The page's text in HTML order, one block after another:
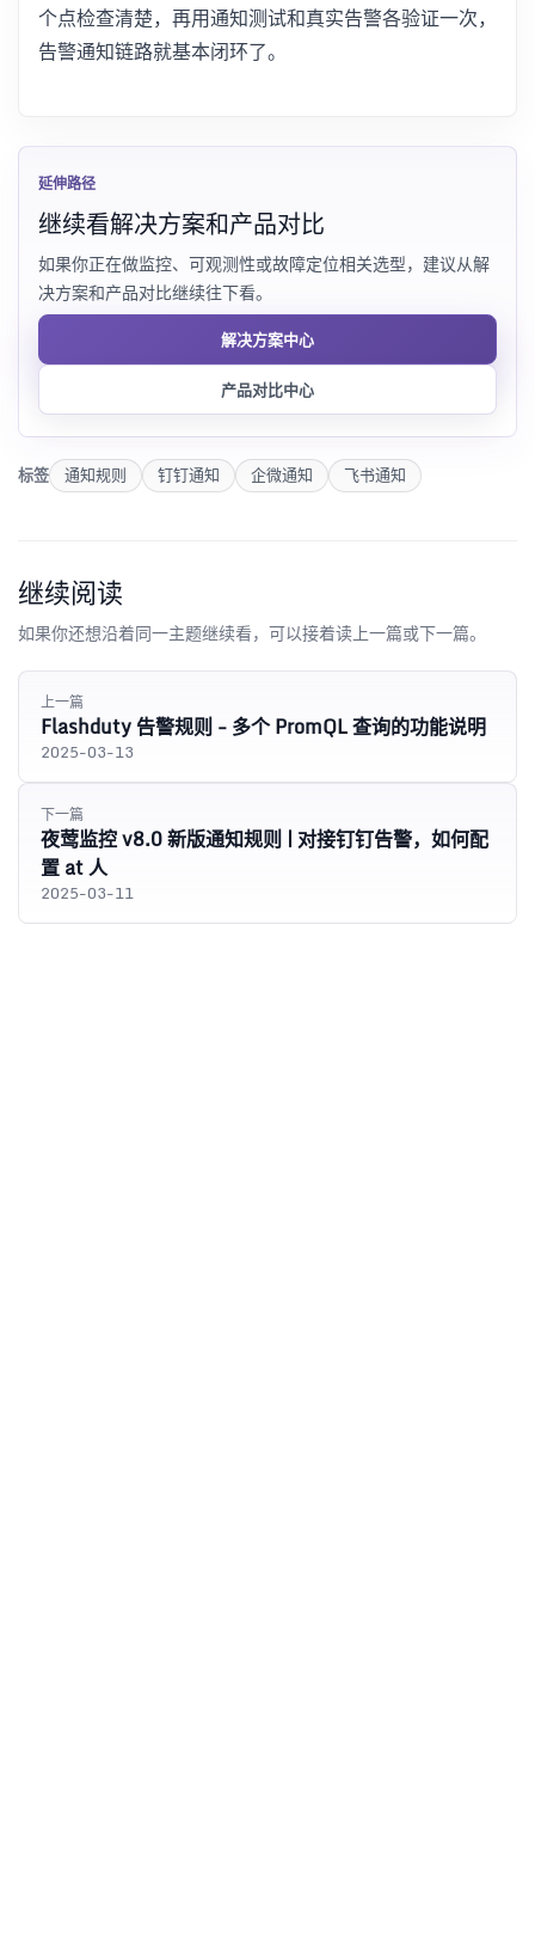
个点检查清楚，再用通知测试和真实告警各验证一次，
告警通知链路就基本闭环了。
延伸路径
继续看解决方案和产品对比
如果你正在做监控、可观测性或故障定位相关选型，建议从解
决方案和产品对比继续往下看。
解决方案中心
产品对比中心
标签 通知规则 钉钉通知 企微通知 飞书通知
继续阅读
如果你还想沿着同一主题继续看，可以接着读上一篇或下一篇。
上一篇
Flashduty 告警规则 - 多个 PromQL 查询的功能说明
2025-03-13
下一篇
夜莺监控 v8.0 新版通知规则 | 对接钉钉告警，如何配
置 at 人
2025-03-11